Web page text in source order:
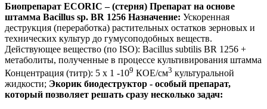
Биопрепарат ECORIC – (стерня) Препарат на основе
штамма Bacillus sp. BR 1256 Назначение: Ускоренная
деструкция (переработка) растительных остатков зерновых и
технических культур до гумусоподобных веществ.
Действующее вещество (по ISO): Bacillus subtilis BR 1256 +
метаболиты, полученные в процессе культивирования штамма
Концентрация (титр): 5 х 1 -109 КОЕ/см3 культуральной
жидкости; Экорик биодеструктор - особый препарат,
который позволяет решать сразу несколько задач: